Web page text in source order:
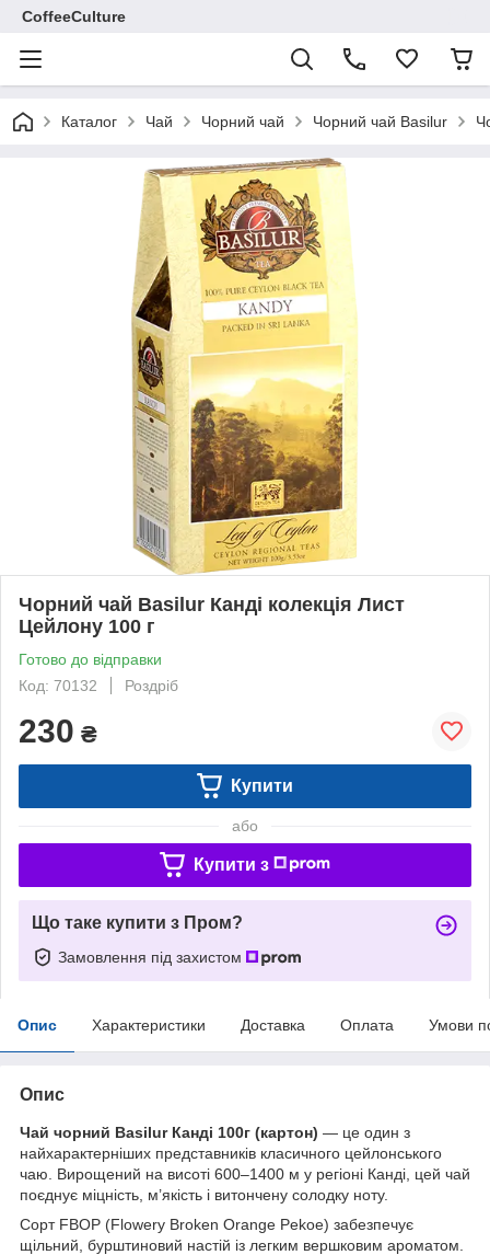
CoffeeCulture
Каталог Чай Чорний чай Чорний чай Basilur
Чорний чай Basilur Канді колекція Лист
Цейлону 100 г
Готово до відправки
Код: 70132
Роздріб
230 ₴
Купити
або
Купити з
Що таке купити з Пром?
Замовлення під захистом
Опис Характеристики Доставка Оплата Умови
Опис
Чай чорний Basilur Канді 100г (картон) — це один з
найхарактерніших представників класичного цейлонського
чаю. Вирощений на висоті 600–1400 м у регіоні Канді, цей чай
поєднує міцність, м’якість і витончену солодку ноту.
Сорт FBOP (Flowery Broken Orange Pekoe) забезпечує
щільний, бурштиновий настій із легким вершковим ароматом.